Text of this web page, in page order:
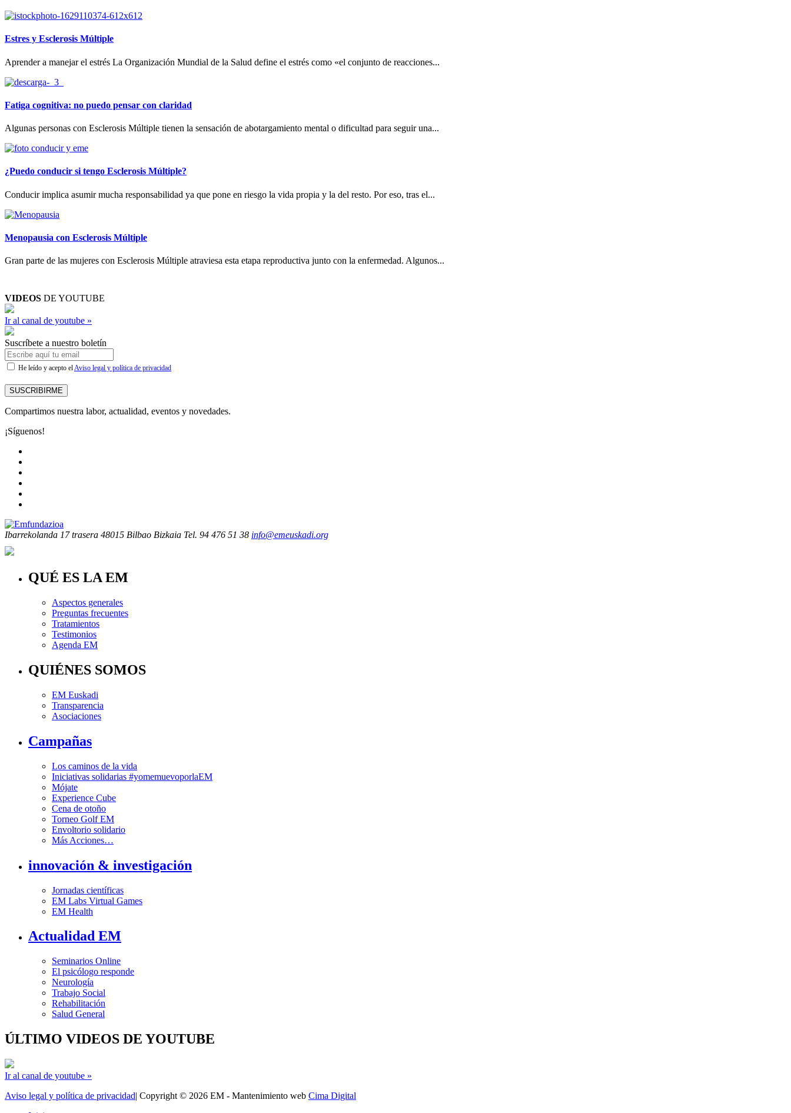
Estres y Esclerosis Múltiple
Aprender a manejar el estrés La Organización Mundial de la Salud define el estrés como «el conjunto de reacciones...
Fatiga cognitiva: no puedo pensar con claridad
Algunas personas con Esclerosis Múltiple tienen la sensación de abotargamiento mental o dificultad para seguir una...
¿Puedo conducir si tengo Esclerosis Múltiple?
Conducir implica asumir mucha responsabilidad ya que pone en riesgo la vida propia y la del resto. Por eso, tras el...
Menopausia con Esclerosis Múltiple
Gran parte de las mujeres con Esclerosis Múltiple atraviesa esta etapa reproductiva junto con la enfermedad. Algunos...
VIDEOS DE YOUTUBE
Ir al canal de youtube »
Suscríbete a nuestro boletín
He leído y acepto elAviso legal y política de privacidad
SUSCRIBIRME
Compartimos nuestra labor, actualidad, eventos y novedades.
¡Síguenos!
Ibarrekolanda 17 trasera 48015 Bilbao Bizkaia Tel. 94 476 51 38 info@emeuskadi.org
QUÉ ES LA EM
Aspectos generales
Preguntas frecuentes
Tratamientos
Testimonios
Agenda EM
QUIÉNES SOMOS
EM Euskadi
Transparencia
Asociaciones
Campañas
Los caminos de la vida
Iniciativas solidarias #yomemuevoporlaEM
Mójate
Experience Cube
Cena de otoño
Torneo Golf EM
Envoltorio solidario
Más Acciones…
innovación & investigación
Jornadas científicas
EM Labs Virtual Games
EM Health
Actualidad EM
Seminarios Online
El psicólogo responde
Neurología
Trabajo Social
Rehabilitación
Salud General
ÚLTIMO VIDEOS DE YOUTUBE
Ir al canal de youtube »
Aviso legal y política de privacidad| Copyright © 2026 EM - Mantenimiento web Cima Digital